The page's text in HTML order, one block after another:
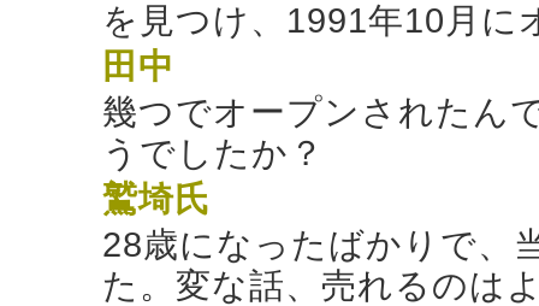
を見つけ、1991年10月に
田中
幾つでオープンされたん
うでしたか？
鷲埼氏
28歳になったばかりで、
た。変な話、売れるのは